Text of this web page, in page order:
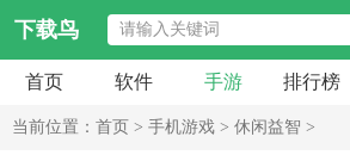
下载鸟
首页 软件 手游 排行榜
当前位置： 首页 > 手机游戏 > 休闲益智 >